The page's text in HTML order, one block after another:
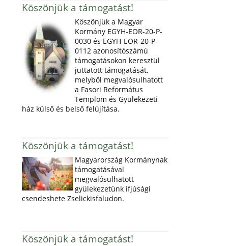
Köszönjük a támogatást!
Köszönjük a Magyar
Kormány EGYH-EOR-20-P-
0030 és EGYH-EOR-20-P-
0112 azonosítószámú
támogatásokon keresztül
juttatott támogatását,
melyből megvalósulhatott
a Fasori Református
Templom és Gyülekezeti
ház külső és belső felújítása.
Köszönjük a támogatást!
Magyarország Kormánynak
támogatásával
megvalósulhatott
gyülekezetünk ifjúsági
csendeshete Zselickisfaludon.
Köszönjük a támogatást!